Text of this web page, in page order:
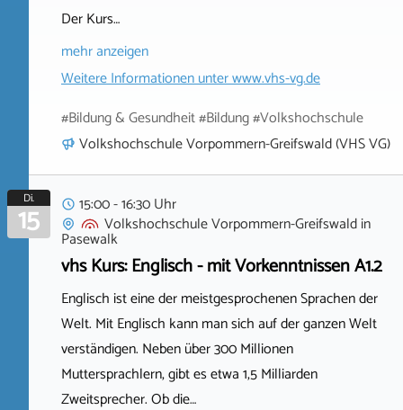
Der Kurs…
mehr anzeigen
Weitere Informationen unterwww.vhs-vg.de
#Bildung & Gesundheit #Bildung #Volkshochschule
Volkshochschule Vorpommern-Greifswald (VHS VG)
Di.
15
15:00 - 16:30 Uhr
Volkshochschule Vorpommern-Greifswaldin
Pasewalk
vhs Kurs: Englisch - mit Vorkenntnissen A1.2
Englisch ist eine der meistgesprochenen Sprachen der
Welt. Mit Englisch kann man sich auf der ganzen Welt
verständigen. Neben über 300 Millionen
Muttersprachlern, gibt es etwa 1,5 Milliarden
Zweitsprecher. Ob die…